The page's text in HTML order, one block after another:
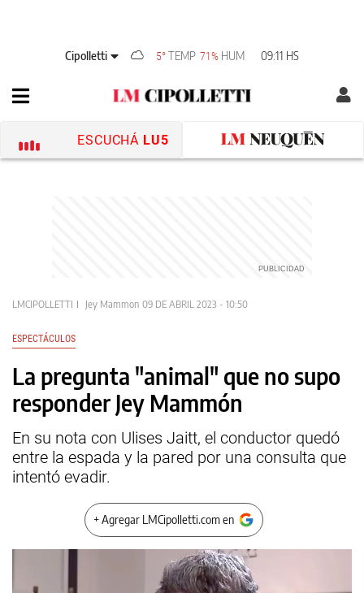
Cipolletti 5°TEMP 71% HUM 09:11 HS
ESCUCHÁ LU5
LMCIPOLLETTI Jey Mammon 09 DE ABRIL 2023 - 10:50
ESPECTÁCULOS
La pregunta "animal" que no supo
responder Jey Mammón
En su nota con Ulises Jaitt, el conductor quedó
entre la espada y la pared por una consulta que
intentó evadir.
+ Agregar LMCipolletti.com en